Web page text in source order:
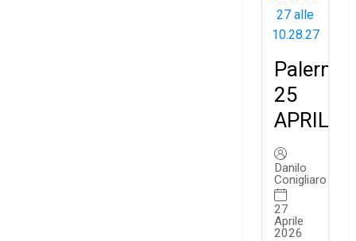
Palermo:
25
APRILE
Danilo
Conigliaro
27
Aprile
2026